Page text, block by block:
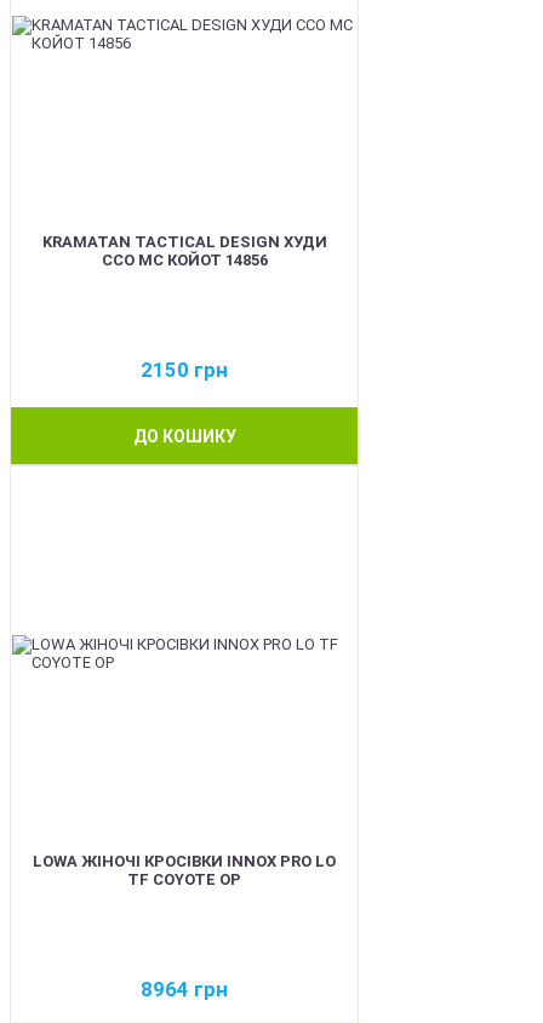
KRAMATAN TACTICAL DESIGN ХУДИ
ССО МС КОЙОТ 14856
2150 грн
ДО КОШИКУ
LOWA ЖІНОЧІ КРОСІВКИ INNOX PRO LO
TF COYOTE OP
8964 грн